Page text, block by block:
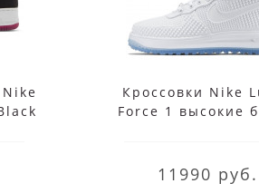
Кроссовки Nike
Force 1 высокие
11990 руб.